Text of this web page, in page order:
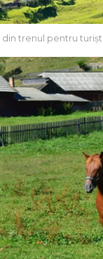
trenul pentru